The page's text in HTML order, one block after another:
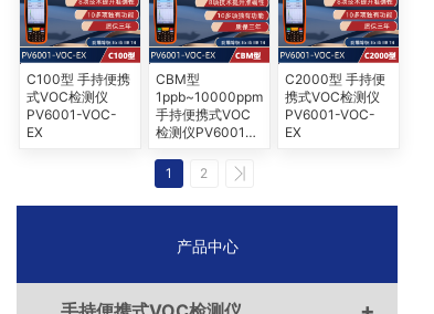
C100型 手持便携
式VOC检测仪
PV6001-VOC-
EX
CBM型
1ppb~10000ppm
手持便携式VOC
检测仪PV6001-
C2000型 手持便
携式VOC检测仪
PV6001-VOC-
EX
1 2
产品中心